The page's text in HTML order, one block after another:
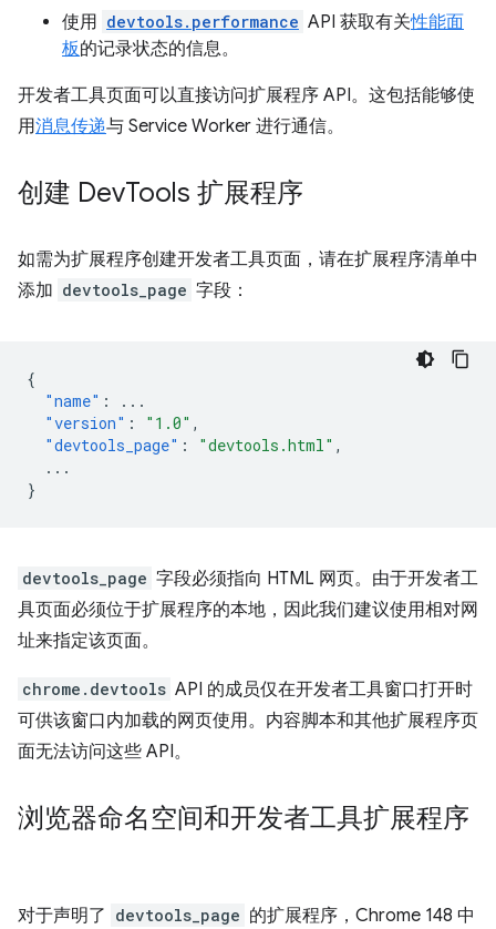
使用 devtools.performance API 获取有关性能面
板的记录状态的信息。
开发者工具页面可以直接访问扩展程序 API。这包括能够使
用消息传递与 Service Worker 进行通信。
创建 DevTools 扩展程序
如需为扩展程序创建开发者工具页面，请在扩展程序清单中
添加 devtools_page 字段：
{
"name" :
...
"version" : "1.0" ,
"devtools_page" : "devtools.html" ,
...
}
devtools_page 字段必须指向 HTML 网页。由于开发者工
具页面必须位于扩展程序的本地，因此我们建议使用相对网
址来指定该页面。
chrome.devtools API 的成员仅在开发者工具窗口打开时
可供该窗口内加载的网页使用。内容脚本和其他扩展程序页
面无法访问这些 API。
浏览器命名空间和开发者工具扩展程序
对于声明了 devtools_page 的扩展程序，Chrome 148 中